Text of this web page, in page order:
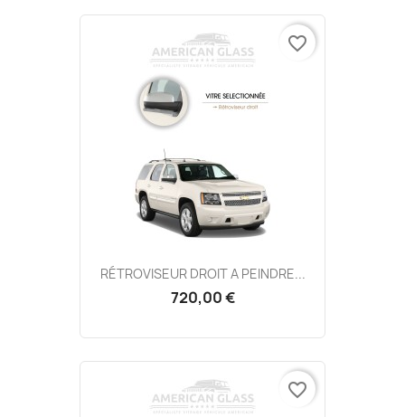
RÉTROVISEUR DROIT A PEINDRE...
720,00 €
favorite_border
favorite_border